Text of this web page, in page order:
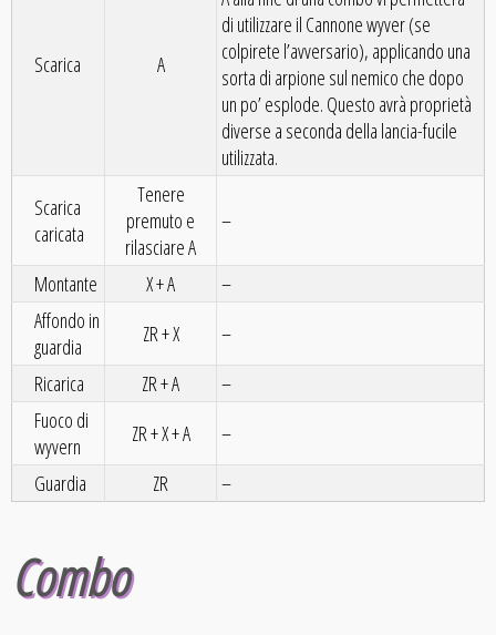
Scarica A
di utilizzare il Cannone wyver (se
colpirete l’avversario), applicando una
sorta di arpione sul nemico che dopo
un po’ esplode. Questo avrà proprietà
diverse a seconda della lancia-fucile
utilizzata.
Scarica
caricata
Tenere
premuto e
rilasciare A
–
Montante X + A
–
Affondo in
guardia
ZR + X
–
Ricarica
ZR + A
–
Fuoco di
wyvern
ZR + X + A
–
Guardia
ZR –
Combo